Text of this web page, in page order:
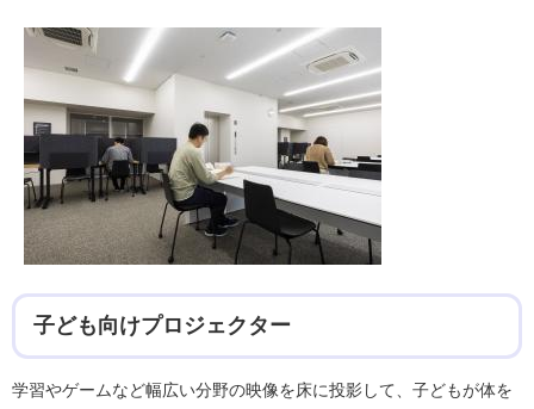
子ども向けプロジェクター
学習やゲームなど幅広い分野の映像を床に投影して、子どもが体を